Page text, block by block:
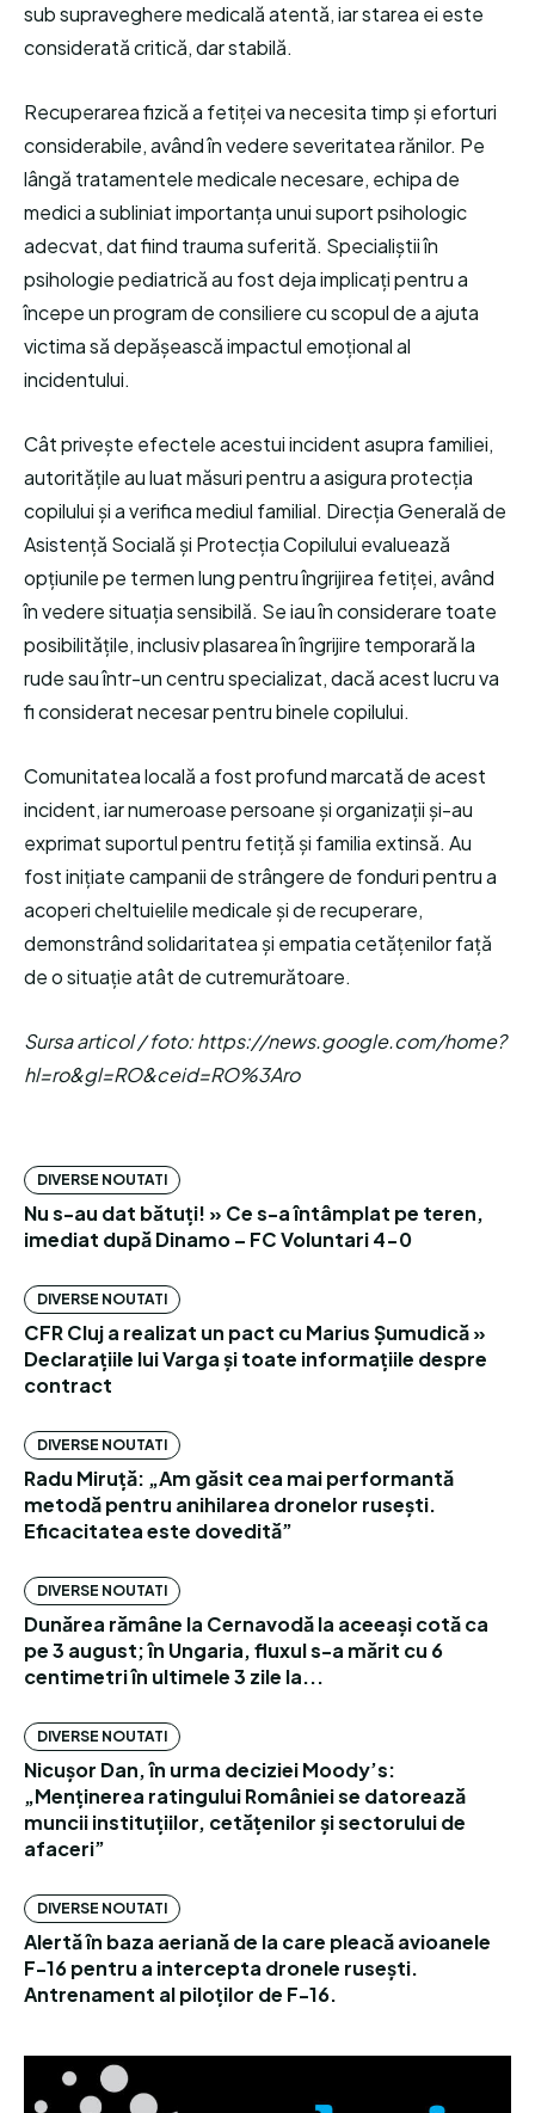
sub supraveghere medicală atentă, iar starea ei este
considerată critică, dar stabilă.
Recuperarea fizică a fetiței va necesita timp și eforturi
considerabile, având în vedere severitatea rănilor. Pe
lângă tratamentele medicale necesare, echipa de
medici a subliniat importanța unui suport psihologic
adecvat, dat fiind trauma suferită. Specialiștii în
psihologie pediatrică au fost deja implicați pentru a
începe un program de consiliere cu scopul de a ajuta
victima să depășească impactul emoțional al
incidentului.
Cât privește efectele acestui incident asupra familiei,
autoritățile au luat măsuri pentru a asigura protecția
copilului și a verifica mediul familial. Direcția Generală de
Asistență Socială și Protecția Copilului evaluează
opțiunile pe termen lung pentru îngrijirea fetiței, având
în vedere situația sensibilă. Se iau în considerare toate
posibilitățile, inclusiv plasarea în îngrijire temporară la
rude sau într-un centru specializat, dacă acest lucru va
fi considerat necesar pentru binele copilului.
Comunitatea locală a fost profund marcată de acest
incident, iar numeroase persoane și organizații și-au
exprimat suportul pentru fetiță și familia extinsă. Au
fost inițiate campanii de strângere de fonduri pentru a
acoperi cheltuielile medicale și de recuperare,
demonstrând solidaritatea și empatia cetățenilor față
de o situație atât de cutremurătoare.
Sursa articol / foto: https://news.google.com/home?
hl=ro&gl=RO&ceid=RO%3Aro
DIVERSE NOUTATI
Nu s-au dat bătuți! » Ce s-a întâmplat pe teren,
imediat după Dinamo – FC Voluntari 4-0
DIVERSE NOUTATI
CFR Cluj a realizat un pact cu Marius Șumudică »
Declarațiile lui Varga și toate informațiile despre
contract
DIVERSE NOUTATI
Radu Miruță: „Am găsit cea mai performantă
metodă pentru anihilarea dronelor rusești.
Eficacitatea este dovedită”
DIVERSE NOUTATI
Dunărea rămâne la Cernavodă la aceeași cotă ca
pe 3 august; în Ungaria, fluxul s-a mărit cu 6
centimetri în ultimele 3 zile la...
DIVERSE NOUTATI
Nicușor Dan, în urma deciziei Moody’s:
„Menținerea ratingului României se datorează
muncii instituțiilor, cetățenilor și sectorului de
afaceri”
DIVERSE NOUTATI
Alertă în baza aeriană de la care pleacă avioanele
F-16 pentru a intercepta dronele rusești.
Antrenament al piloților de F-16.